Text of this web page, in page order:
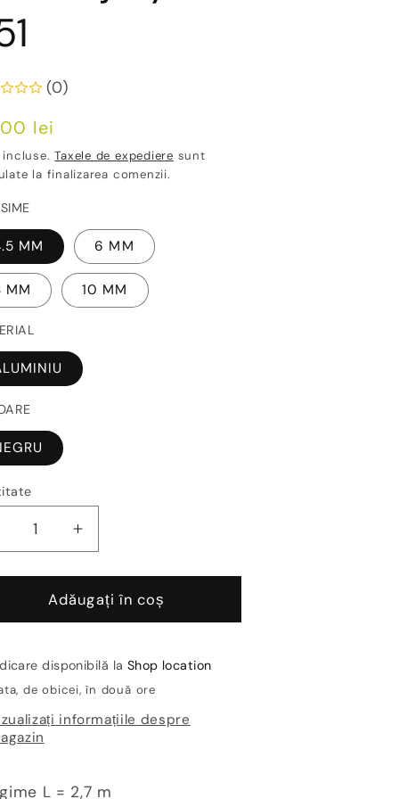
(0)
lei
incluse.Taxele de expediere sunt
la finalizarea comenzii.
MM 6 MM
MM 10 MM
Reduceți
Roundjolly
Creșteți
cantitatea
pentru
Coltar
faianta
negru
-
Roundjolly
RJ-
Adăugați în coș
disponibilă la Shop location
de obicei, în două ore
informațiile despre
L = 2,7 m